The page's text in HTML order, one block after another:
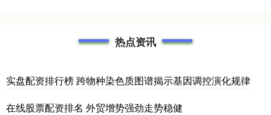
热点资讯
实盘配资排行榜 跨物种染色质图谱揭示基因调控演化规律
在线股票配资排名 外贸增势强劲走势稳健